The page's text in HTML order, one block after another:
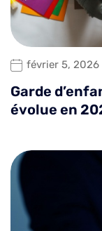
février 5, 2026
Garde
évolue en